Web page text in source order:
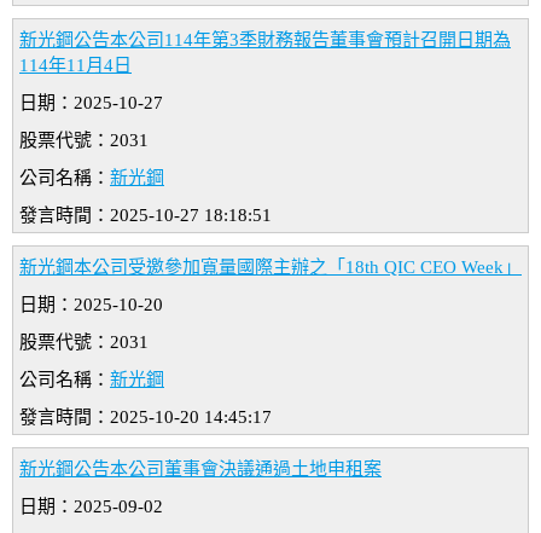
新光鋼公告本公司114年第3季財務報告董事會預計召開日期為
114年11月4日
日期：2025-10-27
股票代號：2031
公司名稱： 新光鋼
發言時間：2025-10-27 18:18:51
新光鋼本公司受邀參加寬量國際主辦之「18th QIC CEO Week」
日期：2025-10-20
股票代號：2031
公司名稱： 新光鋼
發言時間：2025-10-20 14:45:17
新光鋼公告本公司董事會決議通過土地申租案
日期：2025-09-02